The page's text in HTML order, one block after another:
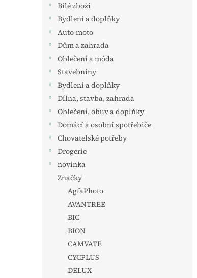
Bílé zboží
Bydlení a doplňky
Auto-moto
Dům a zahrada
Oblečení a móda
Stavebniny
Bydlení a doplňky
Dílna, stavba, zahrada
Oblečení, obuv a doplňky
Domácí a osobní spotřebiče
Chovatelské potřeby
Drogerie
novinka
Značky
AgfaPhoto
AVANTREE
BIC
BION
CAMVATE
CYCPLUS
DELUX